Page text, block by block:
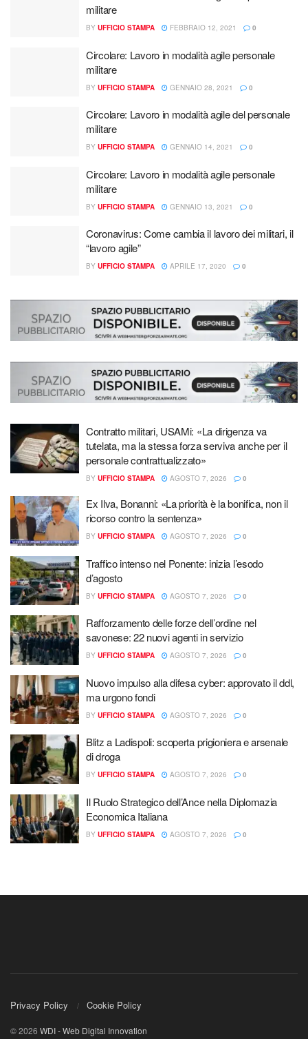
militare
BY UFFICIO STAMPA FEBBRAIO 12, 2021 0
Circolare: Lavoro in modalità agile personale
militare
BY UFFICIO STAMPA GENNAIO 28, 2021 0
Circolare: Lavoro in modalità agile del personale
militare
BY UFFICIO STAMPA GENNAIO 14, 2021 0
Circolare: Lavoro in modalità agile personale
militare
BY UFFICIO STAMPA GENNAIO 13, 2021 0
Coronavirus: Come cambia il lavoro dei militari, il
“lavoro agile”
BY UFFICIO STAMPA APRILE 17, 2020 0
Contratto militari, USAMi: «La dirigenza va
tutelata, ma la stessa forza serviva anche per il
personale contrattualizzato»
BY UFFICIO STAMPA AGOSTO 7, 2026 0
Ex Ilva, Bonanni: «La priorità è la bonifica, non il
ricorso contro la sentenza»
BY UFFICIO STAMPA AGOSTO 7, 2026 0
Traffico intenso nel Ponente: inizia l’esodo
d’agosto
BY UFFICIO STAMPA AGOSTO 7, 2026 0
Rafforzamento delle forze dell’ordine nel
savonese: 22 nuovi agenti in servizio
BY UFFICIO STAMPA AGOSTO 7, 2026 0
Nuovo impulso alla difesa cyber: approvato il ddl,
ma urgono fondi
BY UFFICIO STAMPA AGOSTO 7, 2026 0
Blitz a Ladispoli: scoperta prigioniera e arsenale
di droga
BY UFFICIO STAMPA AGOSTO 7, 2026 0
Il Ruolo Strategico dell’Ance nella Diplomazia
Economica Italiana
BY UFFICIO STAMPA AGOSTO 7, 2026 0
Privacy Policy Cookie Policy
© 2026 WDI - Web Digital Innovation